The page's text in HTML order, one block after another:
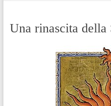
Una rinascita della